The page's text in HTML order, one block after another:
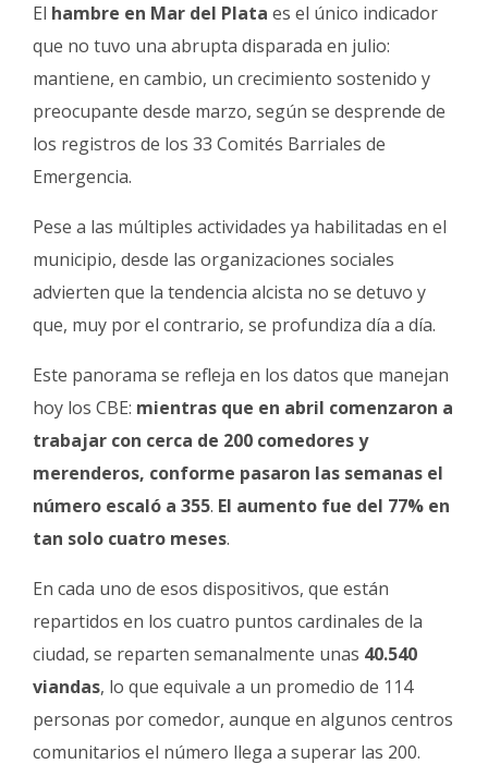
Fúnebres
El hambre en Mar del Plata es el único indicador
que no tuvo una abrupta disparada en julio:
mantiene, en cambio, un crecimiento sostenido y
preocupante desde marzo, según se desprende de
los registros de los 33 Comités Barriales de
Emergencia.
Pese a las múltiples actividades ya habilitadas en el
municipio, desde las organizaciones sociales
advierten que la tendencia alcista no se detuvo y
que, muy por el contrario, se profundiza día a día.
Este panorama se refleja en los datos que manejan
hoy los CBE: mientras que en abril comenzaron a
trabajar con cerca de 200 comedores y
merenderos, conforme pasaron las semanas el
número escaló a 355. El aumento fue del 77% en
tan solo cuatro meses.
En cada uno de esos dispositivos, que están
repartidos en los cuatro puntos cardinales de la
ciudad, se reparten semanalmente unas 40.540
viandas, lo que equivale a un promedio de 114
personas por comedor, aunque en algunos centros
comunitarios el número llega a superar las 200.